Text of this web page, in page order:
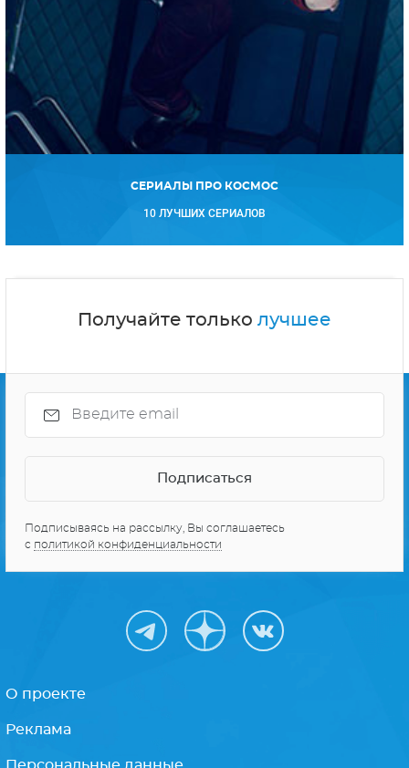
СЕРИАЛЫ ПРО КОСМОС
10 ЛУЧШИХ СЕРИАЛОВ
Получайте только лучшее
Подписываясь на рассылку, Вы соглашаетесь
с политикой конфиденциальности
О проекте
Реклама